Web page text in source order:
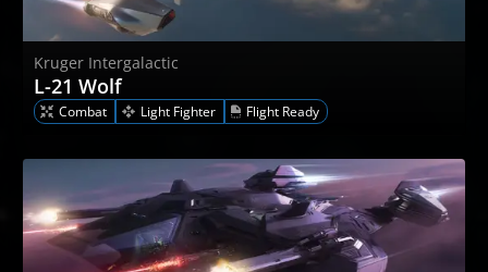
Kruger Intergalactic
L-21 Wolf
Combat Light Fighter Flight Ready